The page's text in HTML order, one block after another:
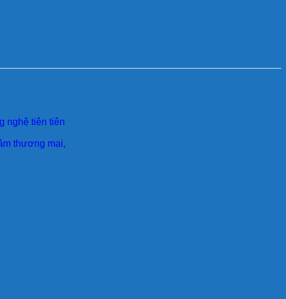
nghệ tiên tiên
thương mại,